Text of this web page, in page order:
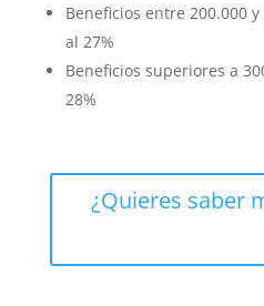
Beneficios entre 200.000
al 27%
Beneficios superiores a
28%
¿Quieres saber